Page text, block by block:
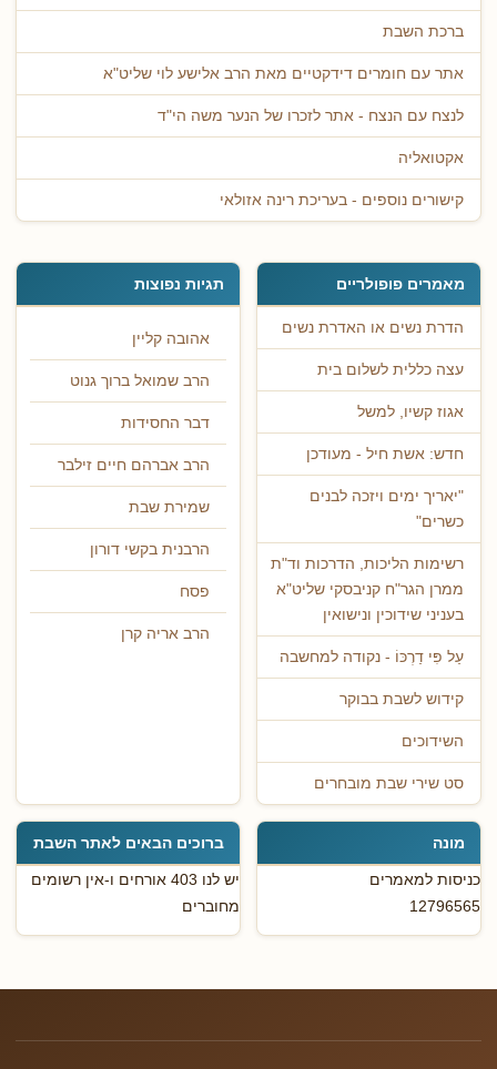
ברכת השבת
אתר עם חומרים דידקטיים מאת הרב אלישע לוי שליט"א
לנצח עם הנצח - אתר לזכרו של הנער משה הי"ד
אקטואליה
קישורים נוספים - בעריכת רינה אזולאי
מאמרים פופולריים
הדרת נשים או האדרת נשים
עצה כללית לשלום בית
אגוז קשיו, למשל
חדש: אשת חיל - מעודכן
"יאריך ימים ויזכה לבנים
כשרים"
רשימות הליכות, הדרכות וד"ת
ממרן הגר"ח קניבסקי שליט"א
בעניני שידוכין ונישואין
עַל פִּי דַרְכּוֹ - נקודה למחשבה
קידוש לשבת בבוקר
השידוכים
סט שירי שבת מובחרים
תגיות נפוצות
אהובה קליין
הרב שמואל ברוך גנוט
דבר החסידות
הרב אברהם חיים זילבר
שמירת שבת
הרבנית בקשי דורון
פסח
הרב אריה קרן
מונה
כניסות למאמרים
12796565
ברוכים הבאים לאתר השבת
יש לנו 403 אורחים ו-אין רשומים
מחוברים